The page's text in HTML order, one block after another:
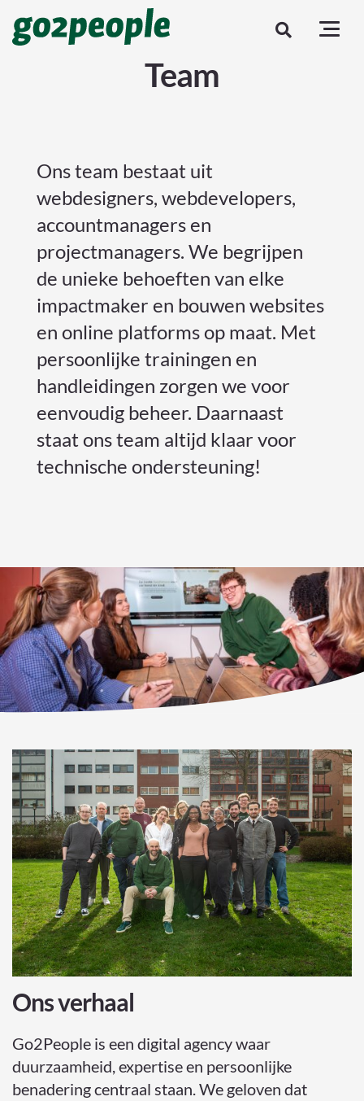
Team
Ons team bestaat uit
webdesigners, webdevelopers,
accountmanagers en
projectmanagers. We begrijpen
de unieke behoeften van elke
impactmaker en bouwen websites
en online platforms op maat. Met
persoonlijke trainingen en
handleidingen zorgen we voor
eenvoudig beheer. Daarnaast
staat ons team altijd klaar voor
technische ondersteuning!
Ons verhaal
Go2People is een digital agency waar
duurzaamheid, expertise en persoonlijke
benadering centraal staan. We geloven dat